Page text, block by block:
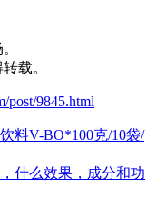
载。
post/9845.html
料V-BO*100克/10袋/
什么效果，成分和功